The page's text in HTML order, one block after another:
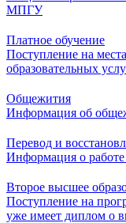
МПГУ
Платное обучение
Поступление на
образовательных
Общежития
Информация об
Перевод и
Информация о работе
Второе высшее
Поступление на
уже имеет диплом о